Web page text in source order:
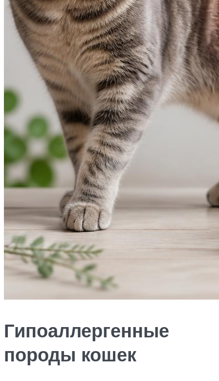
Гипоаллергенные
породы кошек